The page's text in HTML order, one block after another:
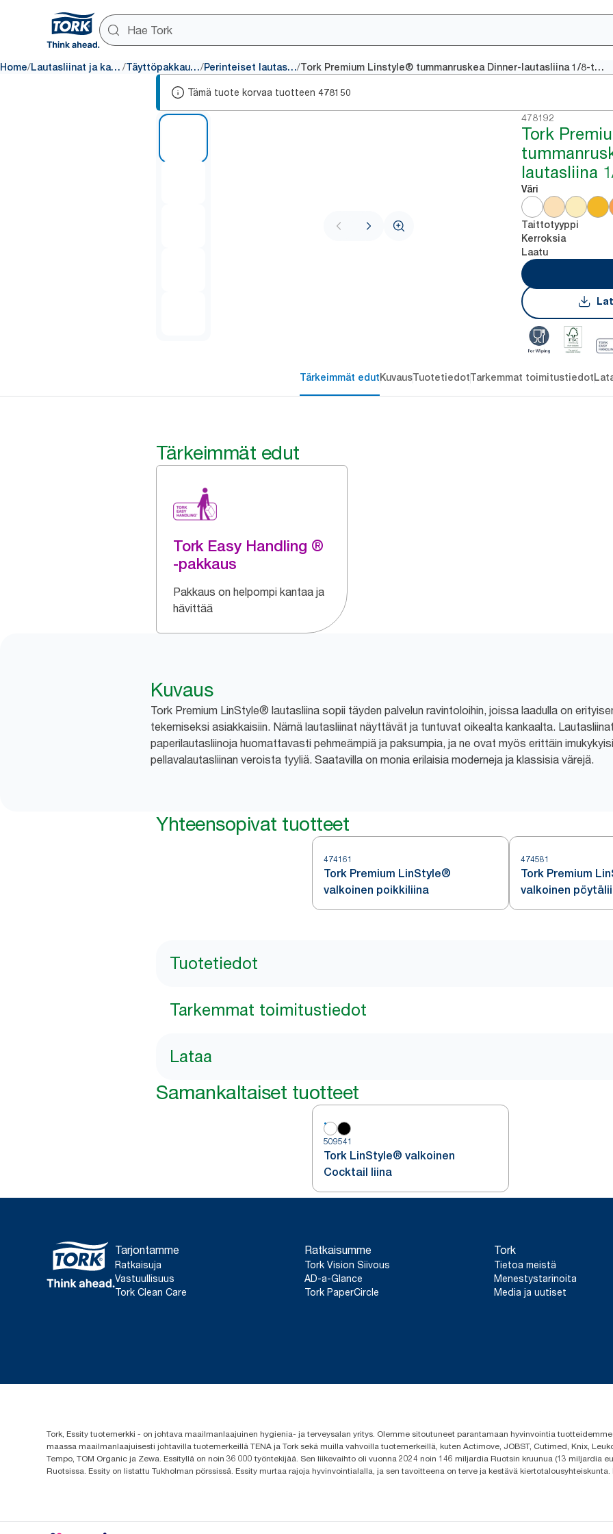
Home/ Lautasliinat ja kattaus / Täyttöpakkaukset/ Perinteiset lautasliinat/ Tork Premium Linstyle® tummanruskea Dinner-lautasliina 1/8-taitto
Tämä tuote korvaa tuotteen 478150
478192
Tork
lautasliina
Väri
Taittotyyppi
Kerroksia
Laatu
Tärkeimmät edutKuvausTuotetiedotTarkemmat toimitustiedot
Tärkeimmät edut
Tork Easy Handling ®
-pakkaus
Pakkaus on helpompi kantaa ja
hävittää
Kuvaus
Tork Premium LinStyle® lautasliina sopii täyden palvelun ravintoloihin, joissa laadulla on
tekemiseksi asiakkaisiin. Nämä lautasliinat näyttävät ja tuntuvat oikealta kankaalta.
paperilautasliinoja huomattavasti pehmeämpiä ja paksumpia, ja ne ovat myös erittäin
pellavalautasliinan veroista tyyliä. Saatavilla on monia erilaisia moderneja ja klassisia värejä.
Yhteensopivat tuotteet
474161
Tork Premium LinStyle®
valkoinen poikkiliina
474581
Tork Premium
valkoinen
Tuotetiedot
Tarkemmat toimitustiedot
Lataa
Samankaltaiset tuotteet
509541
Tork LinStyle® valkoinen
Cocktail liina
Tarjontamme
Ratkaisuja
Vastuullisuus
Tork Clean Care
Ratkaisumme
Tork Vision Siivous
AD-a-Glance
Tork PaperCircle
Tork
Tietoa meistä
Menestystarinoita
Media ja uutiset
Tork, Essity tuotemerkki - on johtava maailmanlaajuinen hygienia- ja terveysalan yritys. Olemme sitoutuneet parantamaan hyvinvointia
maassa maailmanlaajuisesti johtavilla tuotemerkeillä TENA ja Tork sekä muilla vahvoilla tuotemerkeillä, kuten Actimove, JOBST, Cutimed, Knix,
Tempo, TOM Organic ja Zewa. Essityllä on noin 36 000 työntekijää. Sen liikevaihto oli vuonna 2024 noin 146 miljardia Ruotsin kruunua (13 miljardia
Ruotsissa. Essity on listattu Tukholman pörssissä. Essity murtaa rajoja hyvinvointialalla, ja sen tavoitteena on terve ja kestävä